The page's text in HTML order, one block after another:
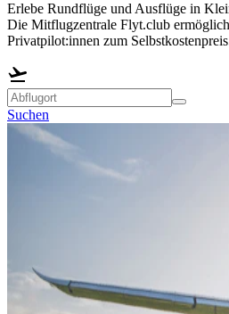
Erlebe Rundflüge und Ausflüge in
Die Mitflugzentrale Flyt.club
Privatpilot:innen zum
Suchen